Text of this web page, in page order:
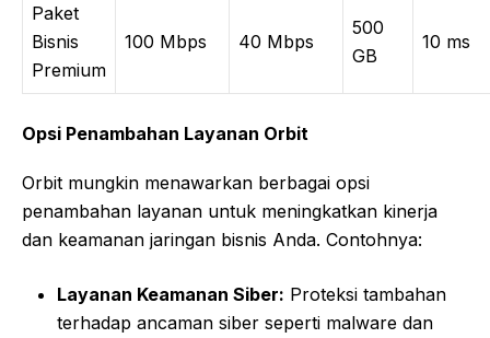
Paket
Bisnis
Premium
100 Mbps 40 Mbps
500
GB
10 ms
Opsi Penambahan Layanan Orbit
Orbit mungkin menawarkan berbagai opsi
penambahan layanan untuk meningkatkan kinerja
dan keamanan jaringan bisnis Anda. Contohnya:
Layanan Keamanan Siber: Proteksi tambahan
terhadap ancaman siber seperti malware dan